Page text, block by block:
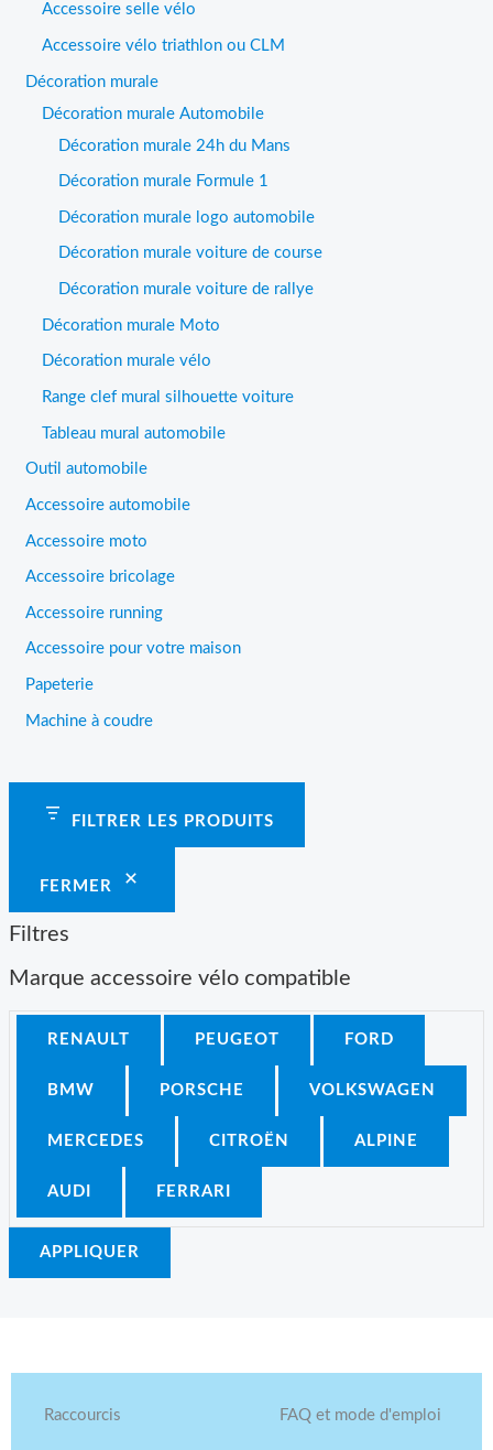
Accessoire selle vélo
Accessoire vélo triathlon ou CLM
Décoration murale
Décoration murale Automobile
Décoration murale 24h du Mans
Décoration murale Formule 1
Décoration murale logo automobile
Décoration murale voiture de course
Décoration murale voiture de rallye
Décoration murale Moto
Décoration murale vélo
Range clef mural silhouette voiture
Tableau mural automobile
Outil automobile
Accessoire automobile
Accessoire moto
Accessoire bricolage
Accessoire running
Accessoire pour votre maison
Papeterie
Machine à coudre
FILTRER LES PRODUITS
FERMER
Filtres
Marque accessoire vélo compatible
RENAULT PEUGEOT FORD
BMW PORSCHE VOLKSWAGEN
MERCEDES CITROËN ALPINE
AUDI FERRARI
APPLIQUER
Raccourcis FAQ et mode d'emploi